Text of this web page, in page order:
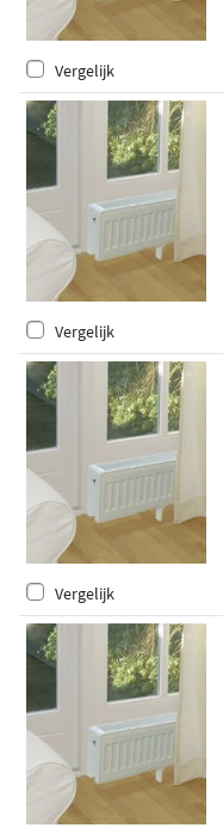
Vergelijk
Vergelijk
Vergelijk